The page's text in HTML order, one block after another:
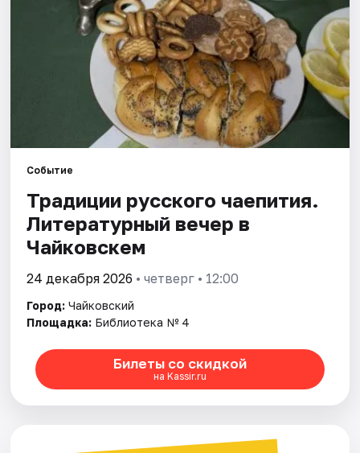
Событие
Традиции русского чаепития.
Литературный вечер в
Чайковскем
24 декабря 2026 • четверг • 12:00
Город: Чайковский
Площадка: Библиотека № 4
Билеты со скидкой
на Kassir.ru